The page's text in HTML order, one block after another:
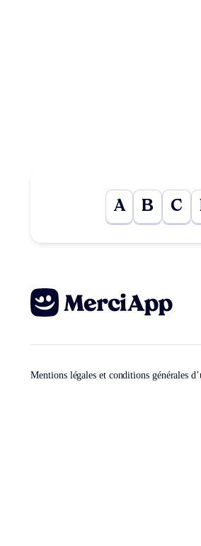
A B C
Mentions légales et conditions générales